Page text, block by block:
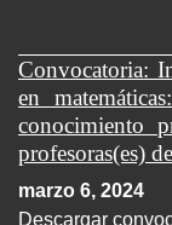
Convocatoria:
en
conocimiento
profesoras(es)
marzo 6, 2024
Descargar